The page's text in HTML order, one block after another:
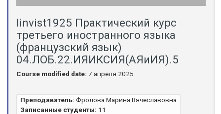
linvist1925 Практический курс
третьего иностранного языка
(французский язык)
04.ЛОБ.22.ИЯИКСИЯ(АЯиИЯ).5
Course modified date: 7 апреля 2025
Преподаватель: Фролова Марина Вячеславовна
Записанные студенты: 11